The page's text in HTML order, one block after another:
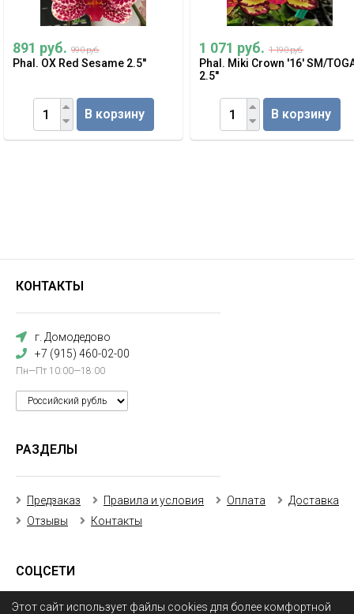
Этот сайт использует файлы cookies для более комфортной
891 руб. 990 руб.
Phal. OX Red Sesame 2.5''
В корзину
1 071 руб. 1 190 руб.
Phal. Miki Crown '16' SM/
2.5''
В корзину
КОНТАКТЫ
г. Домодедово
+7 (915) 460-02-00
Пн—Пт 10:00—18:00
РАЗДЕЛЫ
Предзаказ Правила и условия Оплата
Доставка
Отзывы
Контакты
СОЦСЕТИ